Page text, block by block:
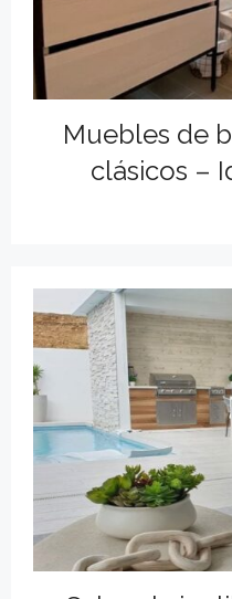
Muebles de
clásicos –